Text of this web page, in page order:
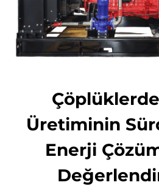
Üretiminin
Enerji